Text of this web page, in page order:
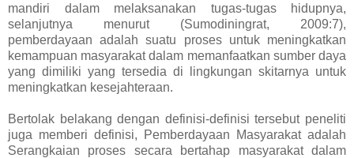
mandiri dalam melaksanakan tugas-tugas hidupnya,
selanjutnya menurut (Sumodiningrat, 2009:7),
pemberdayaan adalah suatu proses untuk meningkatkan
kemampuan masyarakat dalam memanfaatkan sumber daya
yang dimiliki yang tersedia di lingkungan skitarnya untuk
meningkatkan kesejahteraan.
Bertolak belakang dengan definisi-definisi tersebut peneliti
juga memberi definisi, Pemberdayaan Masyarakat adalah
Serangkaian proses secara bertahap masyarakat dalam